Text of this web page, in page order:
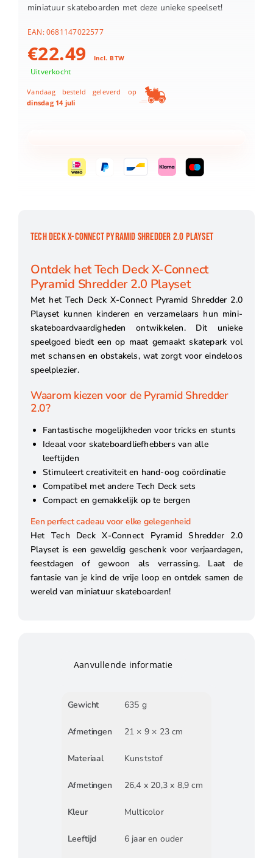
miniatuur skateboarden met deze unieke speelset!
EAN:0681147022577
€22.49 Incl. BTW
Uitverkocht
Vandaag besteld geleverd op
dinsdag 14 juli
TECH DECK X-CONNECT PYRAMID SHREDDER 2.0 PLAYSET
Ontdek het Tech Deck X-Connect
Pyramid Shredder 2.0 Playset
Met het Tech Deck X-Connect Pyramid Shredder 2.0
Playset kunnen kinderen en verzamelaars hun mini-
skateboardvaardigheden ontwikkelen. Dit unieke
speelgoed biedt een op maat gemaakt skatepark vol
met schansen en obstakels, wat zorgt voor eindeloos
speelplezier.
Waarom kiezen voor de Pyramid Shredder
2.0?
Fantastische mogelijkheden voor tricks en stunts
Ideaal voor skateboardliefhebbers van alle
leeftijden
Stimuleert creativiteit en hand-oog coördinatie
Compatibel met andere Tech Deck sets
Compact en gemakkelijk op te bergen
Een perfect cadeau voor elke gelegenheid
Het Tech Deck X-Connect Pyramid Shredder 2.0
Playset is een geweldig geschenk voor verjaardagen,
feestdagen of gewoon als verrassing. Laat de
fantasie van je kind de vrije loop en ontdek samen de
wereld van miniatuur skateboarden!
Aanvullende informatie
Gewicht 635 g
Afmetingen 21 × 9 × 23 cm
Materiaal Kunststof
Afmetingen 26,4 x 20,3 x 8,9 cm
Kleur Multicolor
Leeftijd 6 jaar en ouder